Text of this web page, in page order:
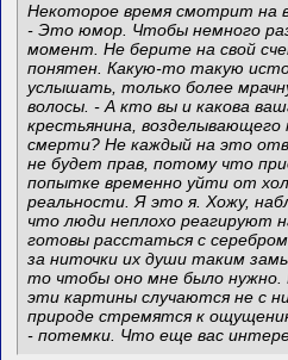
Некоторое время смотрит на
- Это юмор. Чтобы немного
момент. Не берите на свой
понятен. Какую-то такую
услышать, только более
волосы. - А кто вы и какова
крестьянина,
смерти? Не каждый на это
не будет прав, потому что
попытке временно уйти от
реальности. Я это я. Хожу,
что люди неплохо реагируют
готовы расстаться с
за ниточки их души таким
то чтобы оно мне было нужно.
эти картины случаются не с
природе стремятся к
- потемки. Что еще вас